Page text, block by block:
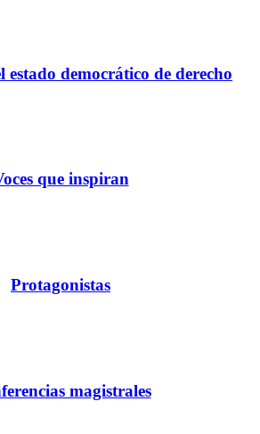
estado democrático de derecho
que inspiran
Protagonistas
magistrales